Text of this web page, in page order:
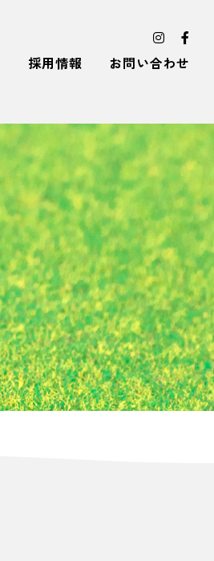
採用情報 お問い合わせ